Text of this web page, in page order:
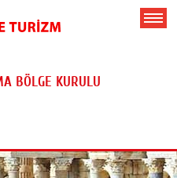
BÖLGE KURULU